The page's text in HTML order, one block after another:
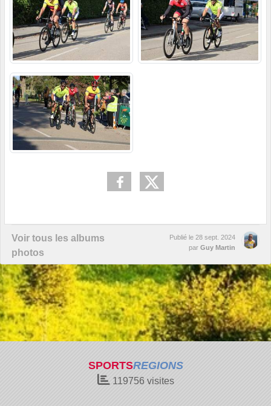
Voir tous les albums
photos
Publié le 28 sept. 2024
par Guy Martin
SPORTSREGIONS
119756 visites